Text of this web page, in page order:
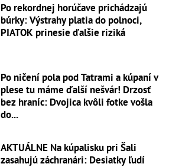
Po rekordnej horúčave prichádzajú
búrky: Výstrahy platia do polnoci,
PIATOK prinesie ďalšie riziká
Po ničení pola pod Tatrami a kúpaní v
plese tu máme ďalší nešvár! Drzosť
bez hraníc: Dvojica kvôli fotke vošla
do...
AKTUÁLNE Na kúpalisku pri Šali
zasahujú záchranári: Desiatky ľudí